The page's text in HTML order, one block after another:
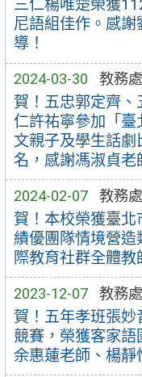
三仁楊唯楚榮獲
尼語組佳作。感
導！
2024-03-30 教務處
賀！五忠郭定齊
仁許祐寧參加「
文親子及學生話
名，感謝馮淑貞老
2024-02-07 教務處
賀！本校榮獲臺
績優團隊情境營造
際教育社群全體教
2023-12-07 教務處
賀！五年孝班張
競賽，榮獲客家
余惠蓮老師、楊靜